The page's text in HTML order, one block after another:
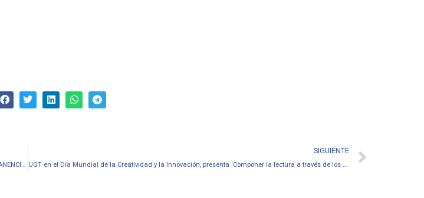
UGT MARTES 14 ABRIL 17H. ASAMBLEA TELEMÁTICA ABIERTA: COMISIONES DE SERVICIO, PERMANENCIAS…
SIGUIENTE
UGT en el Día Mundial de la Creatividad y la Innovación, presenta ‘Componer la lectura a través de los objetos’, una guía didáctica para potenciar la creación en las aulas